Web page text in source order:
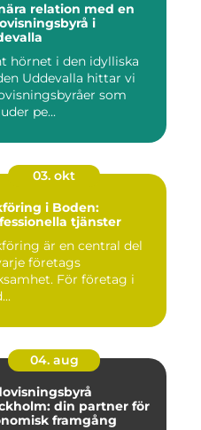
relation med en
i
hörnet i den idylliska
Uddevalla hittar vi
som
pe...
03. okt
i Boden:
tjänster
är en central del
företags
För företag i
04. aug
din partner för
framgång